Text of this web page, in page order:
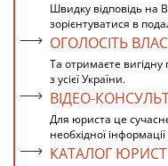
Швидку відповідь
зорієнтуватися в
ОГОЛОСІТЬ
Та отримаєте вигідну
з усієї України.
ВІДЕО-
Для юриста це
необхідної інформації
КАТАЛОГ